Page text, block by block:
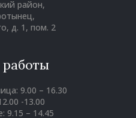
район,
д. 1, пом. 2
9.00 – 16.30
-13.00
9.15 – 14.45